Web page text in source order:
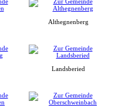
Althegnenberg
Landsberied